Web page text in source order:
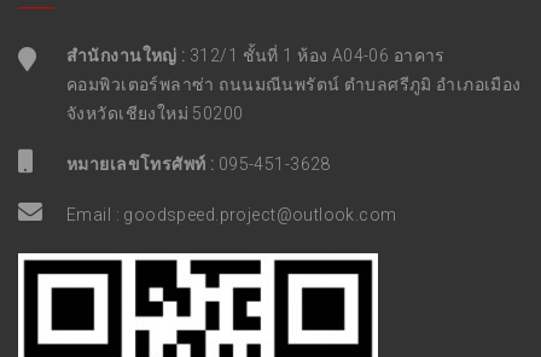
สำนักงานใหญ่ : 312/1 ชั้นที่ 1 ห้อง A04-06 อาคาร
คอมพิวเตอร์พลาซ่า ถนนมณีนพรัตน์ ตำบลศรีภูมิ อำเภอเมือง
จังหวัดเชียงใหม่ 50200
หมายเลขโทรศัพท์ : 095-451-3628
Email : goodspeed.project@outlook.com